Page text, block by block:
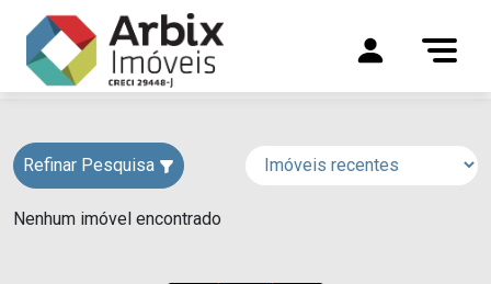
Refinar Pesquisa
Nenhum imóvel encontrado